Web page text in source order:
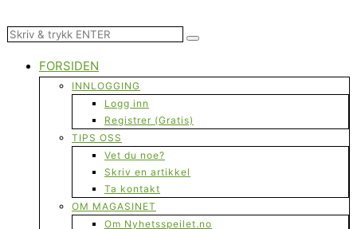
FORSIDEN
INNLOGGING
Logg inn
Registrer (Gratis)
TIPS OSS
Vet du noe?
Skriv en artikkel
Ta kontakt
OM MAGASINET
Om Nyhetsspeilet.no